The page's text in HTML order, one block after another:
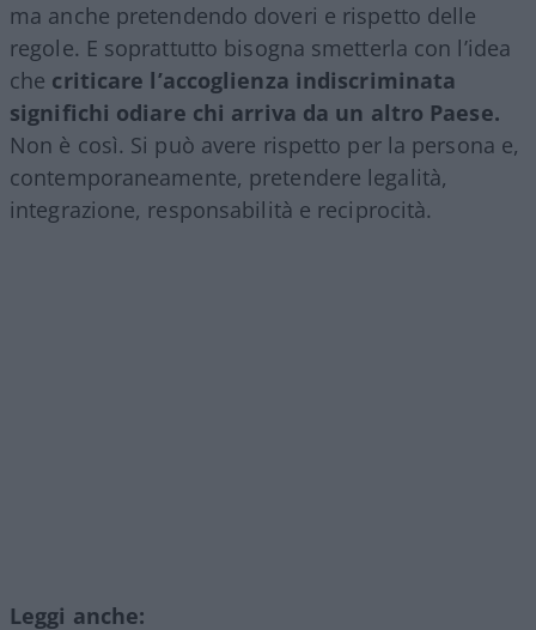
ma anche pretendendo doveri e rispetto delle
regole. E soprattutto bisogna smetterla con l’idea
che criticare l’accoglienza indiscriminata
significhi odiare chi arriva da un altro Paese.
Non è così. Si può avere rispetto per la persona e,
contemporaneamente, pretendere legalità,
integrazione, responsabilità e reciprocità.
Leggi anche: